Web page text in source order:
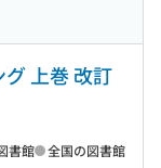
上巻 改訂
書館 全国の図書館